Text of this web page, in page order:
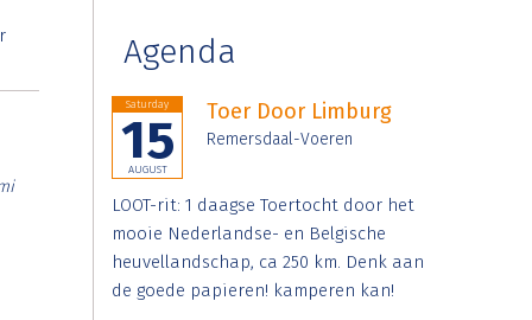
Agenda
Saturday
15
AUGUST
Toer Door Limburg
Remersdaal-Voeren
LOOT-rit: 1 daagse Toertocht door het
mooie Nederlandse- en Belgische
heuvellandschap, ca 250 km. Denk aan
de goede papieren! kamperen kan!